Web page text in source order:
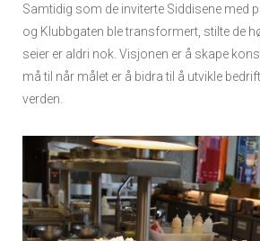
Samtidig som de inviterte Siddisene med
og Klubbgaten ble transformert, stilte de
seier er aldri nok. Visjonen er å skape
må til når målet er å bidra til å utvikle
verden.